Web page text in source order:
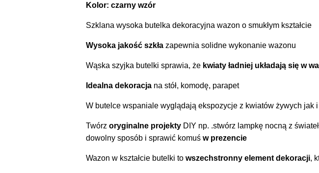
Kolor: czarny wzór
Szklana wysoka butelka dekoracyjna wazon o smukłym kształcie
Wysoka jakość szkłazapewnia solidne wykonanie wazonu
Wąska szyjka butelki sprawia, że kwiaty ładniej układają się w
Idealna dekoracjana stół, komodę, parapet
W butelce wspaniale wyglądają ekspozycje z kwiatów żywych jak
Twórz oryginalne projektyDIY np. .stwórz lampkę nocną z
dowolny sposób i sprawić komuś w prezencie
Wazon w kształcie butelki to wszechstronny element dekoracji,